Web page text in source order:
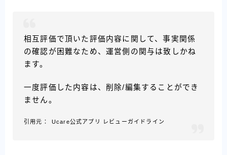
相互評価で頂いた評価内容に関して、事実関係
の確認が困難なため、運営側の関与は致しかね
ます。
一度評価した内容は、削除/編集することができ
ません。
Ucare公式アプリ レビューガイドライン